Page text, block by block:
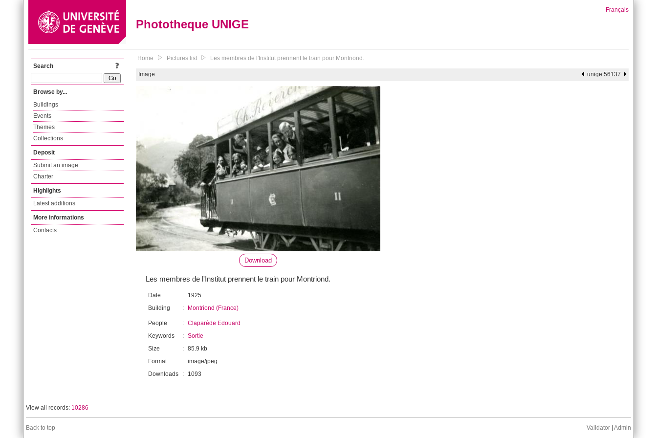
Phototheque UNIGE
Français
Search
Browse by...
Buildings
Events
Themes
Collections
Deposit
Submit an image
Charter
Highlights
Latest additions
More informations
Contacts
Home Pictures list Les membres de l'Institut prennent le train pour Montriond.
Image unige:56137
Download
Les membres de l'Institut prennent le train pour Montriond.
Date :
1925
Building
: Montriond (France)
People : Claparède Edouard
Keywords
: Sortie
Size
: 85.9 kb
Format
: image/jpeg
Downloads
: 1093
View all records: 10286
Back to top Validator Admin